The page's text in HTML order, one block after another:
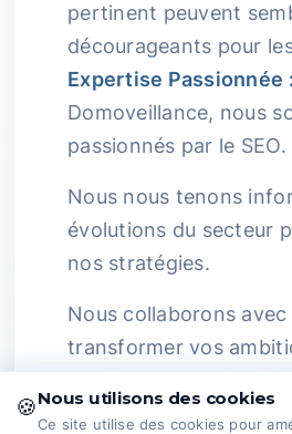
pertinent peuvent
décourageants pour
Expertise Passionnée :
Domoveillance, nous
passionnés par le SEO.
Nous nous tenons
évolutions du secteur
nos stratégies.
Nous collaborons
transformer vos
Communication :
🍪Nous utilisons des cookies
Ce site utilise des cookies pour